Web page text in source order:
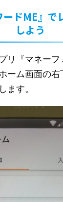
ードME』
しよう
リ『マネー
ーム画面の右
ます。